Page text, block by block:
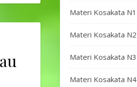
Materi Kosakata N1
Materi Kosakata N2
Materi Kosakata N3
Materi Kosakata N4